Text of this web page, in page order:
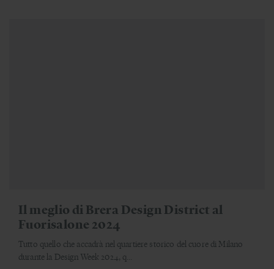
Il meglio di Brera Design District al
Fuorisalone 2024
Tutto quello che accadrà nel quartiere storico del cuore di Milano
durante la Design Week 2024, q...